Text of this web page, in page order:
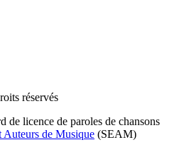
réservés
de licence de paroles de chansons
Auteurs de Musique (SEAM)